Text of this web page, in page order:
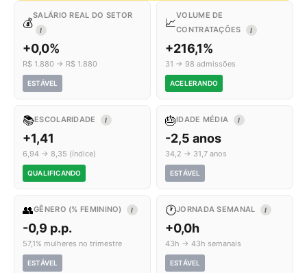
💰
SALÁRIO REAL DO SETOR
I
+0,0%
R$ 1.880 → R$ 1.880
ESTÁVEL
📈
VOLUME DE
CONTRATAÇÕES
I
+216,1%
31 → 98 admissões
ACELERANDO
📚ESCOLARIDADE I
+1,41
6,94 → 8,35 (índice)
QUALIFICANDO
🎂IDADE MÉDIA I
-2,5 anos
34,2 → 31,7 anos
ESTÁVEL
👥GÊNERO (% FEMININO) I
-0,9 p.p.
57,1% mulheres no trimestre
ESTÁVEL
🕐JORNADA SEMANAL I
+0,0h
43h → 43h semanais
ESTÁVEL